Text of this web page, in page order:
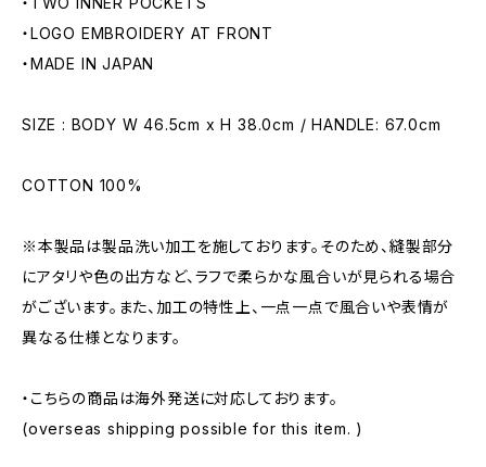
・LOGO EMBROIDERY AT FRONT
・MADE IN JAPAN
SIZE : BODY W 46.5cm x H 38.0cm / HANDLE: 67.0cm
COTTON 100%
※本製品は製品洗い加工を施しております。そのため、縫製部分
にアタリや色の出方など、ラフで柔らかな風合いが見られる場合
がございます。また、加工の特性上、一点一点で風合いや表情が
異なる仕様となります。
・こちらの商品は海外発送に対応しております。
(overseas shipping possible for this item. )